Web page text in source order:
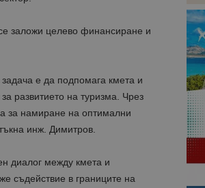
заложи целево финансиране и
е да подпомага кмета и
развитието на туризма. Чрез
за намиране на оптимални
инж. Димитров.
диалог между кмета и
съдействие в границите на